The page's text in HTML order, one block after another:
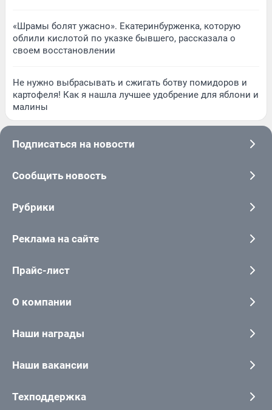
«Шрамы болят ужасно». Екатеринбурженка, которую
облили кислотой по указке бывшего, рассказала о
своем восстановлении
Не нужно выбрасывать и сжигать ботву помидоров и
картофеля! Как я нашла лучшее удобрение для яблони и
малины
Подписаться на новости
Сообщить новость
Рубрики
Реклама на сайте
Прайс-лист
О компании
Наши награды
Наши вакансии
Техподдержка